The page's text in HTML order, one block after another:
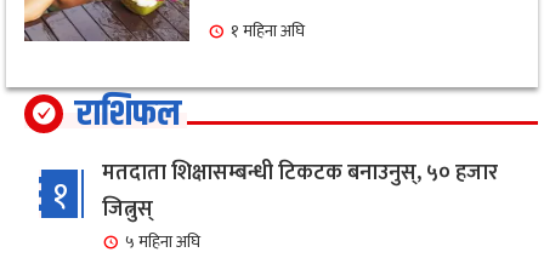
१ महिना अघि
राशिफल
१
मतदाता शिक्षासम्बन्धी टिकटक बनाउनुस्, ५० हजार
जित्नुस्
५ महिना अघि